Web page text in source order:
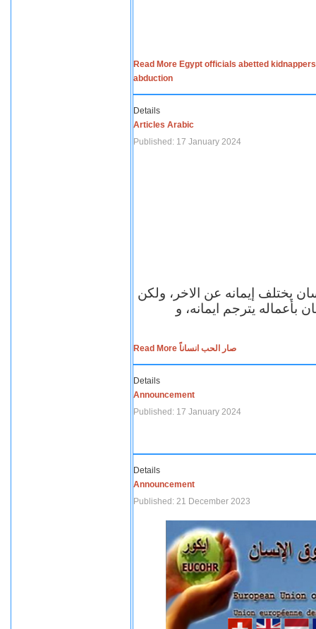
Read More Egypt officials abetted
abduction
Details
Articles Arabic
Published: 17 January 2024
يختلف إيمانه عن الاخر، ولكن
بأعماله يترجم ايمانه، و
Read More صار الحب انساناً
Details
Announcement
Published: 17 January 2024
Details
Announcement
Published: 21 December 2023